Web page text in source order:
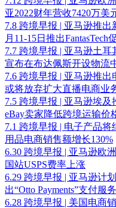
亚2022财年营收7420万美
7.8 跨境早报 | 亚马逊推
月11-15日推出FantasTech
7.7 跨境早报 | 亚马逊土耳
宣布在布达佩斯开设物流
7.6 跨境早报 | 亚马逊推
或将放弃扩大直播电商业
7.5 跨境早报 | 亚马逊埃
eBay卖家降低跨境运输价
7.1 跨境早报 | 电子产品
用品电商销售额增长130%
6.30 跨境早报 | 亚马逊欧
国站USPS费率上涨
6.29 跨境早报 | 亚马逊计
出“Otto Payments”支付服务
6.28 跨境早报 | 美国电商